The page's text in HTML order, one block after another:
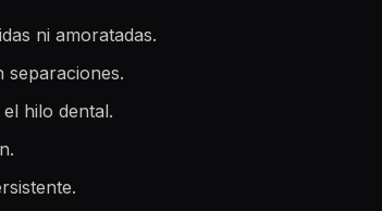
ni amoratadas.
separaciones.
hilo dental.